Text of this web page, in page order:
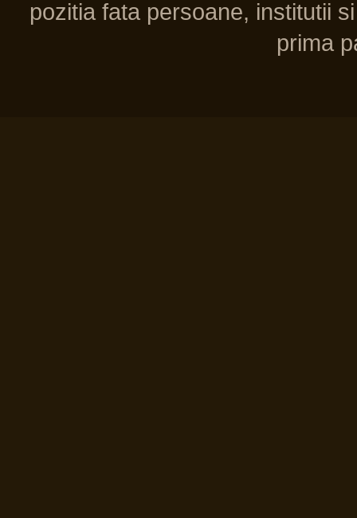
pozitia fata persoane, institutii
prima